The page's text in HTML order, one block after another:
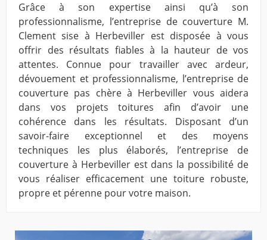
Grâce à son expertise ainsi qu’à son
professionnalisme, l’entreprise de couverture M.
Clement sise à Herbeviller est disposée à vous
offrir des résultats fiables à la hauteur de vos
attentes. Connue pour travailler avec ardeur,
dévouement et professionnalisme, l’entreprise de
couverture pas chère à Herbeviller vous aidera
dans vos projets toitures afin d’avoir une
cohérence dans les résultats. Disposant d’un
savoir-faire exceptionnel et des moyens
techniques les plus élaborés, l’entreprise de
couverture à Herbeviller est dans la possibilité de
vous réaliser efficacement une toiture robuste,
propre et pérenne pour votre maison.